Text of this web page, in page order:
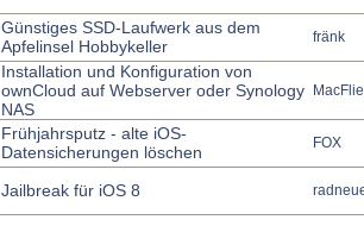
Günstiges SSD-Laufwerk aus dem
Apfelinsel Hobbykeller
fränk
Installation und Konfiguration von
ownCloud auf Webserver oder Synology
NAS
Frühjahrsputz - alte iOS-
Datensicherungen löschen
FOX
Jailbreak für iOS 8